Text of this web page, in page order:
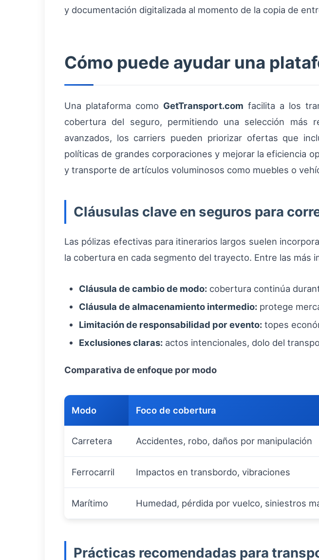
y documentación digitalizada al momento de la copia de
Cómo puede ayudar una
Una plataforma como GetTransport.com facilita a los
cobertura del seguro, permitiendo una selección más
avanzados, los carriers pueden priorizar ofertas que
políticas de grandes corporaciones y mejorar la eficiencia
y transporte de artículos voluminosos como muebles o
Cláusulas clave en seguros para
Las pólizas efectivas para itinerarios largos suelen
la cobertura en cada segmento del trayecto. Entre las más
Cláusula de cambio de modo: cobertura continúa
Cláusula de almacenamiento intermedio: protege
Limitación de responsabilidad por evento: topes
Exclusiones claras: actos intencionales, dolo del
Comparativa de enfoque por modo
Modo Foco de cobertura
Carretera Accidentes, robo, daños por manipulación
Ferrocarril Impactos en transbordo, vibraciones
Marítimo Humedad, pérdida por vuelco, siniestros
Prácticas recomendadas para